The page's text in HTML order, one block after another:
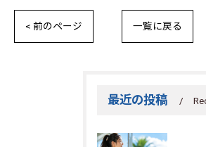
< 前のページ 一覧に戻る
最近の投稿